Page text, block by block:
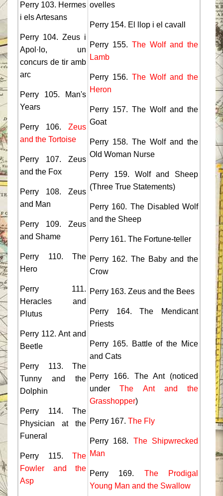
Perry 103. Hermes
i els Artesans
Perry 104. Zeus i
Apol·lo, un
concurs de tir amb
arc
Perry 105. Man's
Years
Perry 106. Zeus
and the Tortoise
Perry 107. Zeus
and the Fox
Perry 108. Zeus
and Man
Perry 109. Zeus
and Shame
Perry 110. The
Hero
Perry 111.
Heracles and
Plutus
Perry 112. Ant and
Beetle
Perry 113. The
Tunny and the
Dolphin
Perry 114. The
Physician at the
Funeral
Perry 115. The
Fowler and the
Asp
ovelles
Perry 154. El llop i el cavall
Perry 155. The Wolf and the
Lamb
Perry 156. The Wolf and the
Heron
Perry 157. The Wolf and the
Goat
Perry 158. The Wolf and the
Old Woman Nurse
Perry 159. Wolf and Sheep
(Three True Statements)
Perry 160. The Disabled Wolf
and the Sheep
Perry 161. The Fortune-teller
Perry 162. The Baby and the
Crow
Perry 163. Zeus and the Bees
Perry 164. The Mendicant
Priests
Perry 165. Battle of the Mice
and Cats
Perry 166. The Ant (noticed
underThe Ant and the
Grasshopper)
Perry 167. The Fly
Perry 168. The Shipwrecked
Man
Perry 169. The Prodigal
Young Man and the Swallow